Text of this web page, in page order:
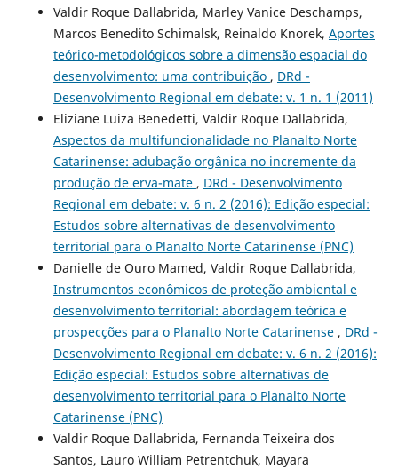
Valdir Roque Dallabrida, Marley Vanice Deschamps,
Marcos Benedito Schimalsk, Reinaldo Knorek, Aportes
teórico-metodológicos sobre a dimensão espacial do
desenvolvimento: uma contribuição , DRd -
Desenvolvimento Regional em debate: v. 1 n. 1 (2011)
Eliziane Luiza Benedetti, Valdir Roque Dallabrida,
Aspectos da multifuncionalidade no Planalto Norte
Catarinense: adubação orgânica no incremente da
produção de erva-mate , DRd - Desenvolvimento
Regional em debate: v. 6 n. 2 (2016): Edição especial:
Estudos sobre alternativas de desenvolvimento
territorial para o Planalto Norte Catarinense (PNC)
Danielle de Ouro Mamed, Valdir Roque Dallabrida,
Instrumentos econômicos de proteção ambiental e
desenvolvimento territorial: abordagem teórica e
prospecções para o Planalto Norte Catarinense , DRd -
Desenvolvimento Regional em debate: v. 6 n. 2 (2016):
Edição especial: Estudos sobre alternativas de
desenvolvimento territorial para o Planalto Norte
Catarinense (PNC)
Valdir Roque Dallabrida, Fernanda Teixeira dos
Santos, Lauro William Petrentchuk, Mayara